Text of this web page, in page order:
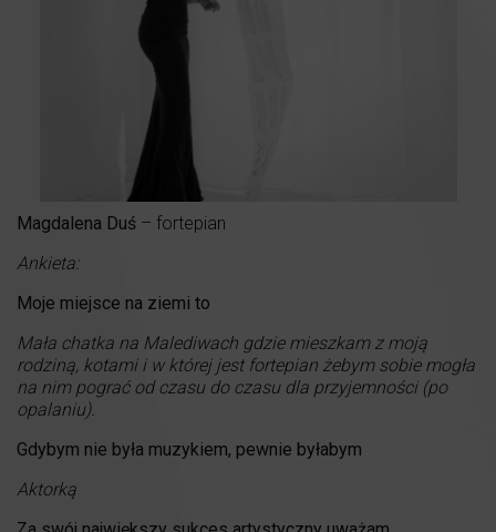
Magdalena Duś – fortepian
Ankieta:
Moje miejsce na ziemi to
Mała chatka na Malediwach gdzie mieszkam z moją
rodziną, kotami i w której jest fortepian żebym sobie mogła
na nim pograć od czasu do czasu dla przyjemności (po
opalaniu).
Gdybym nie była muzykiem, pewnie byłabym
Aktorką